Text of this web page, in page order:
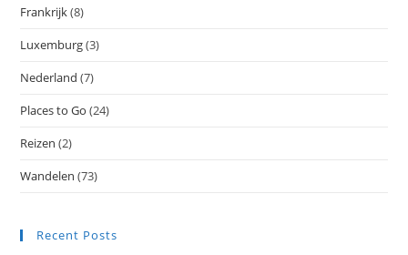
Frankrijk(8)
Luxemburg(3)
Nederland (7)
Places to Go (24)
Reizen (2)
Wandelen (73)
Recent Posts